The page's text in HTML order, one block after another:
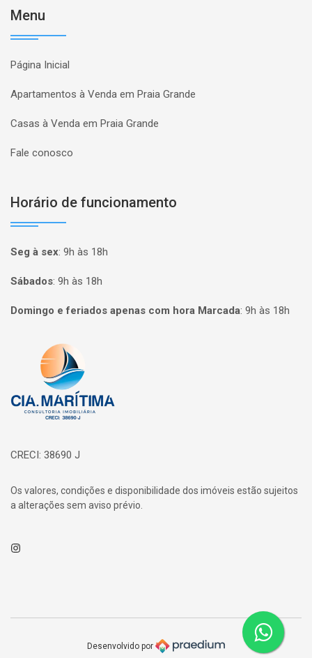
Menu
Página Inicial
Apartamentos à Venda em Praia Grande
Casas à Venda em Praia Grande
Fale conosco
Horário de funcionamento
Seg à sex: 9h às 18h
Sábados: 9h às 18h
Domingo e feriados apenas com hora Marcada: 9h às 18h
Página inicial
CRECI: 38690 J
Os valores, condições e disponibilidade dos imóveis estão sujeitos
a alterações sem aviso prévio.
Instagram
Desenvolvido por